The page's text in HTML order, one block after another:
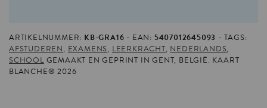
ARTIKELNUMMER: KB-GRA16 EAN: 5407012645093
TAGS:
AFSTUDEREN, EXAMENS, LEERKRACHT, NEDERLANDS,
SCHOOLGEMAAKT EN GEPRINT IN GENT, BELGIË. KAART
BLANCHE® 2026